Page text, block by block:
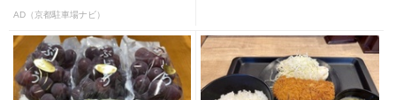
AD（京都駐車場ナビ）